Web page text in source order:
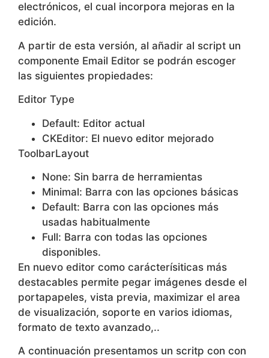
electrónicos, el cual incorpora mejoras en la
edición.
A partir de esta versión, al añadir al script un
componente Email Editor se podrán escoger
las siguientes propiedades:
Editor Type
Default: Editor actual
CKEditor: El nuevo editor mejorado
ToolbarLayout
None: Sin barra de herramientas
Minimal: Barra con las opciones básicas
Default: Barra con las opciones más
usadas habitualmente
Full: Barra con todas las opciones
disponibles.
En nuevo editor como carácterísiticas más
destacables permite pegar imágenes desde el
portapapeles, vista previa, maximizar el area
de visualización, soporte en varios idiomas,
formato de texto avanzado,..
A continuación presentamos un scritp con con